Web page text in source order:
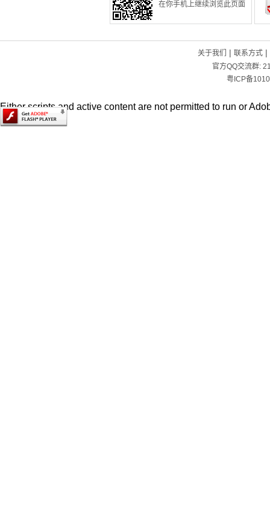
在你手机上继续浏览此页面
关于我们 | 联系方式|
官方QQ交流群:
粤ICP备
Either scripts and active content are not permitted to run or